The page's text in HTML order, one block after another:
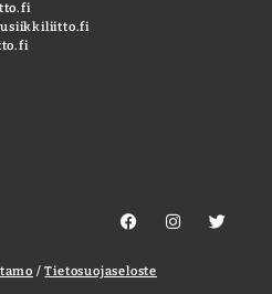
/Tietosuojaseloste